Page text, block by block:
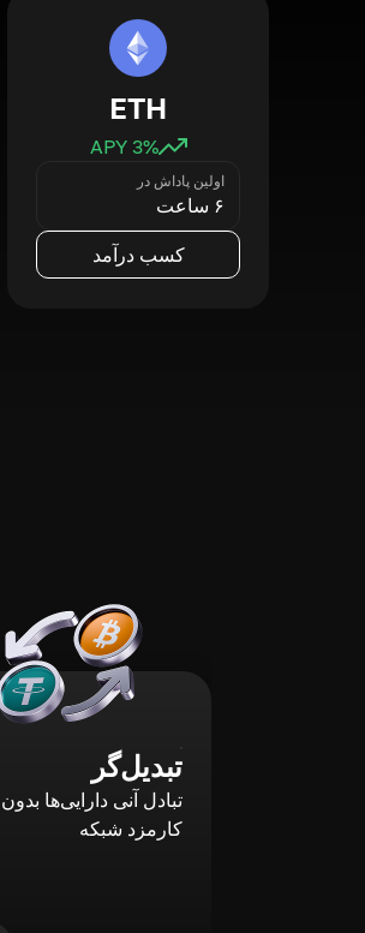
ETH
3% APY
اولین پاداش در
۶ ساعت
کسب درآمد
تبدیل‌گر
تبادل آنی دارایی‌ها بدون
کارمزد شبکه